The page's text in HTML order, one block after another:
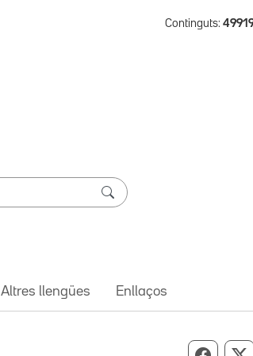
Continguts:
Altres llengües Enllaços